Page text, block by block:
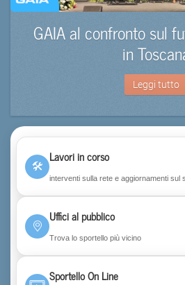
GAIA al confronto sul
in
Leggi tutto
🛠
Lavori in corso
interventi sulla rete e aggiornamenti sul
Uffici al pubblico
Trova lo sportello più vicino
Sportello On Line
completa.
Visualizza informativa